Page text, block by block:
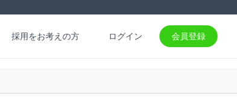
採用をお考えの方 ログイン 会員登録